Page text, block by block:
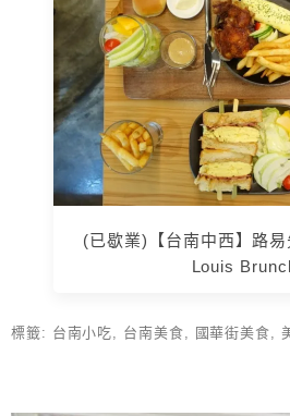
(已歇業)【台南中西】路
Louis
標籤: 台南小吃, 台南美食, 國華街美食,